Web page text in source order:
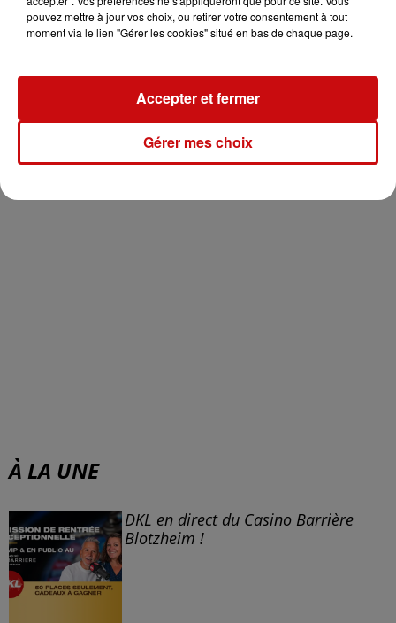
À LA UNE
DKL en direct du Casino Barrière
Blotzheim !
pouvez mettre à jour vos choix, ou retirer votre consentement à tout
moment via le lien "Gérer les cookies" situé en bas de chaque page.
Gérer mes choix
Accepter et fermer